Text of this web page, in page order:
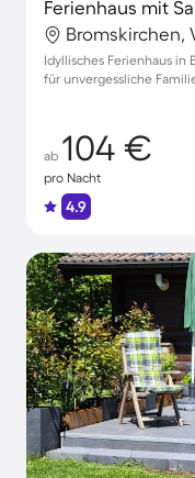
Ferienhaus mit
Idyllisches Ferienhaus in
für unvergessliche
ab 104 €
pro Nacht
4.9